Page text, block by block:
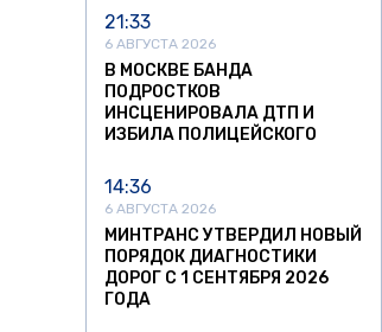
21:33
6 АВГУСТА 2026
В МОСКВЕ БАНДА
ПОДРОСТКОВ
ИНСЦЕНИРОВАЛА ДТП И
ИЗБИЛА ПОЛИЦЕЙСКОГО
14:36
6 АВГУСТА 2026
МИНТРАНС УТВЕРДИЛ НОВЫЙ
ПОРЯДОК ДИАГНОСТИКИ
ДОРОГ С 1 СЕНТЯБРЯ 2026
ГОДА